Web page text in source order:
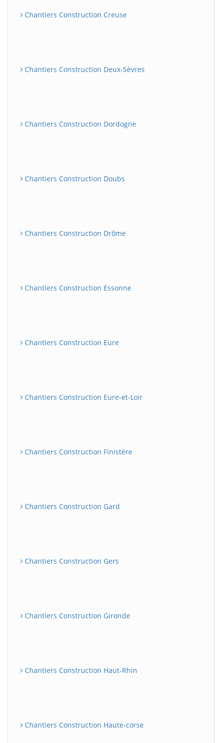
Chantiers Construction Creuse
Chantiers Construction Deux-Sèvres
Chantiers Construction Dordogne
Chantiers Construction Doubs
Chantiers Construction Drôme
Chantiers Construction Essonne
Chantiers Construction Eure
Chantiers Construction Eure-et-Loir
Chantiers Construction Finistère
Chantiers Construction Gard
Chantiers Construction Gers
Chantiers Construction Gironde
Chantiers Construction Haut-Rhin
Chantiers Construction Haute-corse